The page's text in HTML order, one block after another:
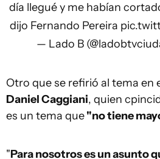
día llegué y me habían
dijo Fernando Pereira
— Lado B
Otro que se refirió al tema en
Daniel Caggiani, quien
es un tema que"no tiene
"Para nosotros es un asunto